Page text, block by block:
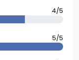
4/5
5/5